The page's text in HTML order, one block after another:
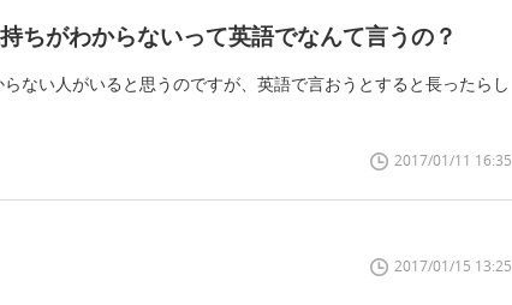
ちがわからないって英語でなんて言うの？
ない人がいると思うのですが、英語で言おうとすると長ったらし
2017/01/11 16:35
2017/01/15 13:25